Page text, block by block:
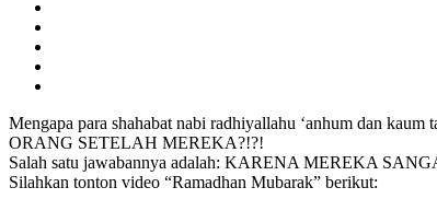
Mengapa para shahabat nabi radhiyallahu ‘anhum dan
ORANG SETELAH MEREKA?!?!
Salah satu jawabannya adalah: KARENA MEREKA
Silahkan tonton video “Ramadhan Mubarak” berikut: